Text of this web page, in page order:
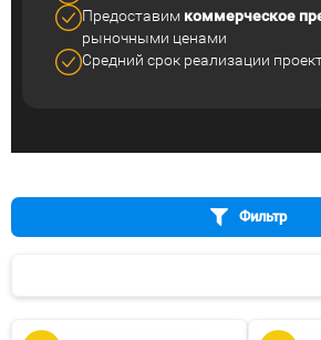
Предоставим коммерческое
рыночными ценами
Средний срок реализации
Фильтр